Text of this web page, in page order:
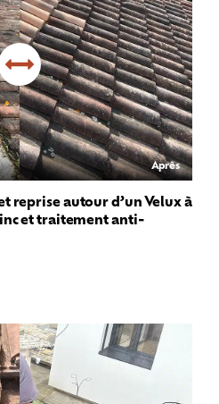
Après
reprise autour d’un Velux à
et traitement anti-